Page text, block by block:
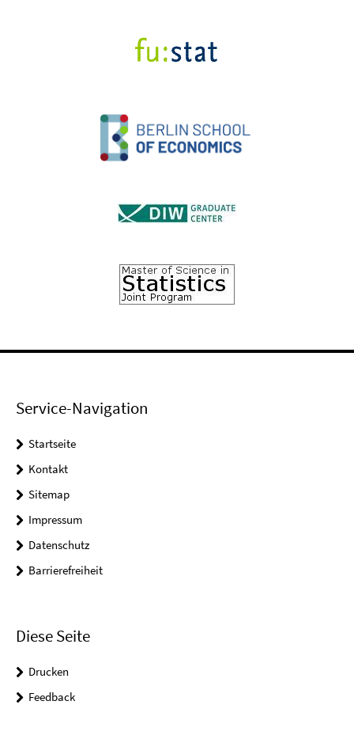
Service-Navigation
Startseite
Kontakt
Sitemap
Impressum
Datenschutz
Barrierefreiheit
Diese Seite
Drucken
Feedback